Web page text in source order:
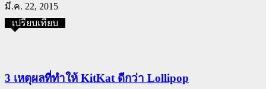
มี.ค. 22, 2015
เปรียบเทียบ
3 เหตุผลที่ทำให้ KitKat ดีกว่า Lollipop